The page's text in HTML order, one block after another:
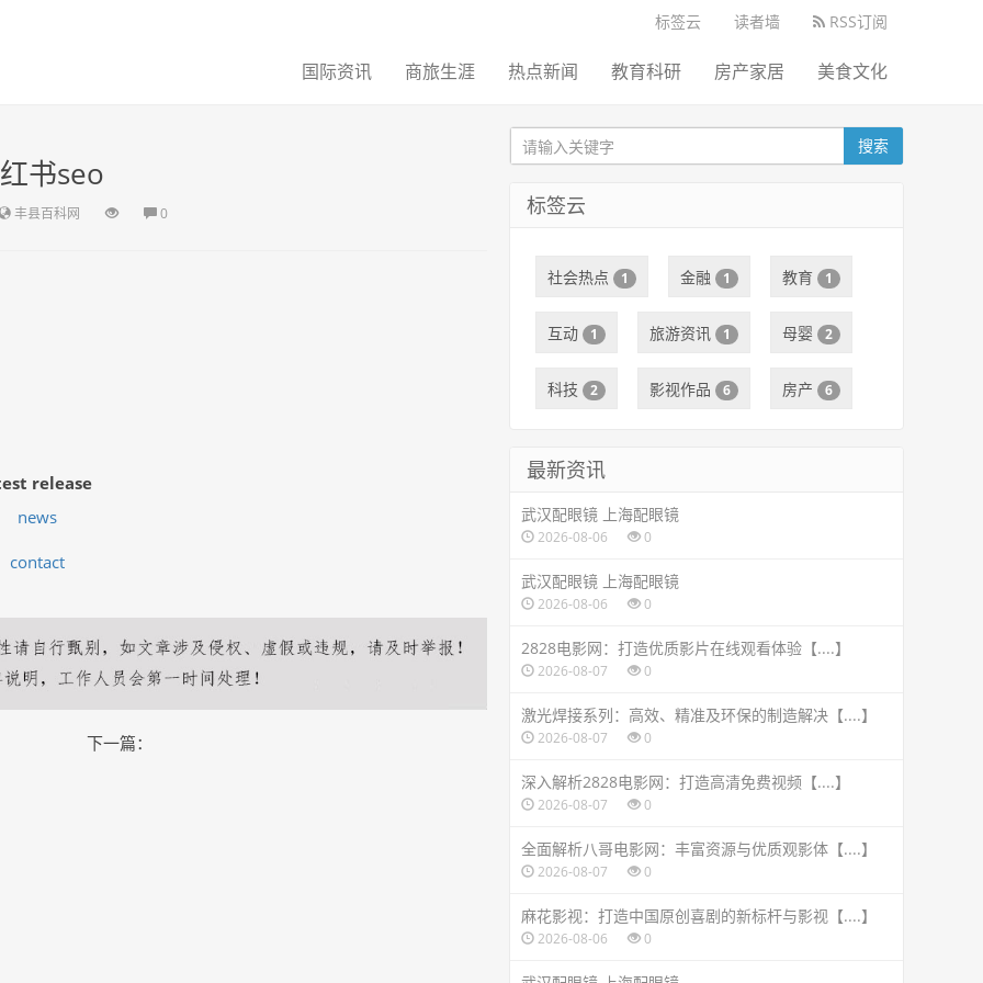
标签云 读者墙 RSS订阅
国际资讯 商旅生涯 热点新闻 教育科研 房产家居 美食文化
书seo
丰县百科网 0
release
news
contact
下一篇：
搜索
标签云
社会热点 1 金融 1 教育 1
互动 1 旅游资讯 1 母婴 2
科技 2 影视作品 6 房产 6
最新资讯
武汉配眼镜 上海配眼镜
2026-08-06 0
武汉配眼镜 上海配眼镜
2026-08-06 0
2828电影网：打造优质影片在线观看体验【....】
2026-08-07 0
激光焊接系列：高效、精准及环保的制造解决【....】
2026-08-07 0
深入解析2828电影网：打造高清免费视频【....】
2026-08-07 0
全面解析八哥电影网：丰富资源与优质观影体【....】
2026-08-07 0
麻花影视：打造中国原创喜剧的新标杆与影视【....】
2026-08-06 0